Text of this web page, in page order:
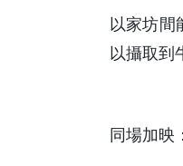
以家坊間
以攝取到
同場加映：